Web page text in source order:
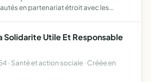
en partenariat étroit avec les
Solidarite Utile Et Responsable
· Santé et action sociale · Créée en